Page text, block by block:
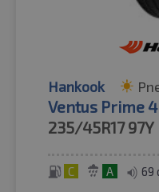
Hankook
Ventus Prime 4
235/45R17 97Y
C A 69